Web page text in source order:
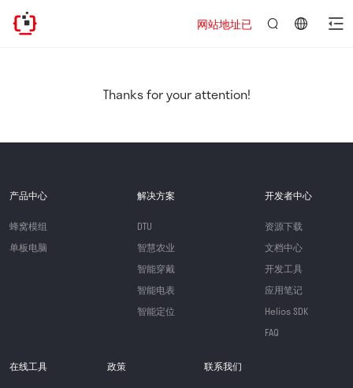
网站地址已迁移，欢迎访问新
Thanks for your attention!
产品中心
蜂窝模组
单板电脑
解决方案
DTU
智慧农业
智能穿戴
智能电表
智能定位
开发者中心
资源下载
文档中心
开发工具
应用笔记
Helios SDK
FAQ
在线工具 政策 联系我们